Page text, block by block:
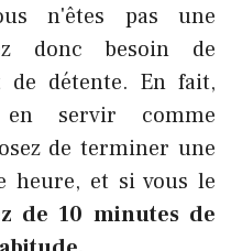
n'êtes pas une
donc besoin de
de détente. En fait,
servir comme
de terminer une
heure, et si vous le
de 10 minutes de